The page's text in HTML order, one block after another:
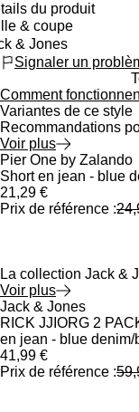
: 47%
: Denim
d'entretien:
du produit
: Normale
de la taille
: Braguette
Poches
/ Couleur: Couleur
:
les informations
& coupe
: Classique
: Droit
des manches:
de stretch:
le guide des tailles
& Jones
Signaler un
Comment
Variantes de ce style
Recommandations
Voir plus
Faire défiler le
Promo
Pier One by Zalando
Short en jean - blue
21,29 €
Prix de référence :
Faire défiler le
La collection Jack &
Voir plus
Faire défiler le
Promo 98% biologique
Jack & Jones
RICK JJIORG 2
en jean - blue denim/
denim
41,99 €
Prix de référence :
Faire défiler le